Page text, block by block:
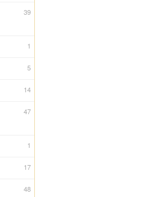
39
1
5
14
47
1
17
48